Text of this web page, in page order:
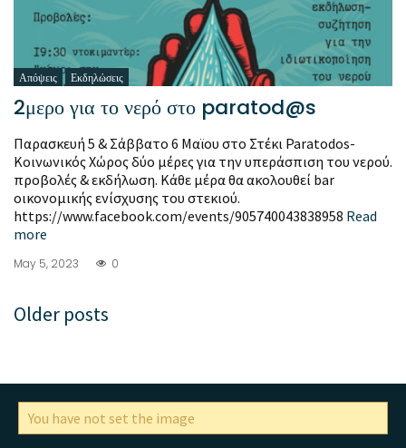
Απόψεις Εκδηλώσεις
2μερο για το νερό στο paratod@s
Παρασκευή 5 & Σάββατο 6 Μαϊου στο Στέκι Paratodos-
Κοινωνικός Χώρος δύο μέρες για την υπεράσπιση του νερού.
προβολές & εκδήλωση. Κάθε μέρα θα ακολουθεί bar
οικονομικής ενίσχυσης του στεκιού.
https://www.facebook.com/events/905740043838958 Read
more
May 5, 2023 0
Older posts
You have not set the image